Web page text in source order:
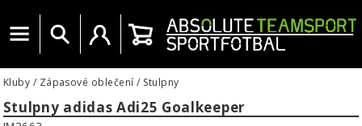
Menu Vyhledat Uživatelský účet
Košík
Kluby / Zápasové oblečení / Stulpny
Stulpny adidas Adi25 Goalkeeper